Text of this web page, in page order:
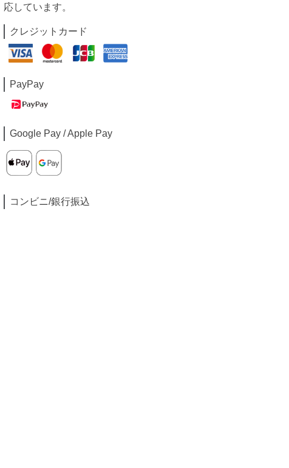
応しています。
クレジットカード
PayPay
Google Pay / Apple Pay
コンビニ/銀行振込